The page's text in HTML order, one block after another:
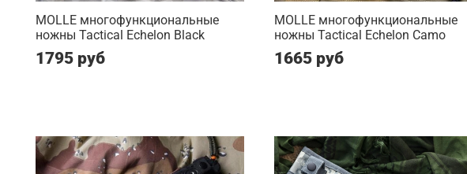
MOLLE многофункциональные
ножны Tactical Echelon Black
1795 руб
MOLLE многофункциональные
ножны Tactical Echelon Camo
1665 руб